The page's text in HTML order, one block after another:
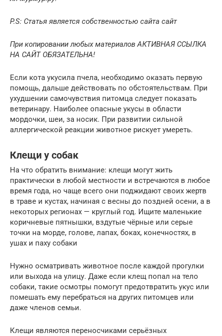
P.S: Статья является собственностью сайта сайт
При копировании любых материалов АКТИВНАЯ ССЫЛКА
НА САЙТ ОБЯЗАТЕЛЬНА!
Если кота укусила пчела, необходимо оказать первую
помощь, дальше действовать по обстоятельствам. При
ухудшении самочувствия питомца следует показать
ветеринару. Наиболее опасные укусы в области
мордочки, шеи, за носик. При развитии сильной
аллергической реакции животное рискует умереть.
Клещи у собак
На что обратить внимание: клещи могут жить
практически в любой местности и встречаются в любое
время года, но чаще всего они поджидают своих жертв
в траве и кустах, начиная с весны до поздней осени, а в
некоторых регионах — круглый год. Ищите маленькие
коричневые пятнышки, вздутые чёрные или серые
точки на морде, голове, лапах, боках, конечностях, в
ушах и паху собаки
Нужно осматривать животное после каждой прогулки
или выхода на улицу. Даже если клещ попал на тело
собаки, такие осмотры помогут предотвратить укус или
помешать ему перебраться на других питомцев или
даже членов семьи.
Клещи являются переносчиками серьёзных